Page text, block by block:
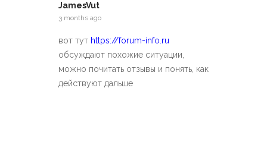
JamesVut
3 months ago
вот тут https://forum-info.ru
обсуждают похожие ситуации,
можно почитать отзывы и понять, как
действуют дальше